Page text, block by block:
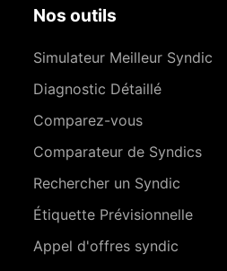
Nos outils
Simulateur Meilleur Syndic
Diagnostic Détaillé
Comparez-vous
Comparateur de Syndics
Rechercher un Syndic
Étiquette Prévisionnelle
Appel d'offres syndic